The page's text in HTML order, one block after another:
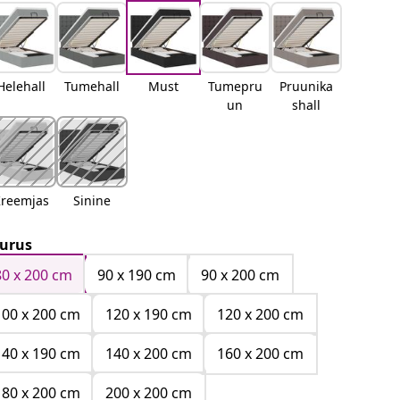
Tumehall Must
Tumepru
un
Pruunika
shall
Sinine
x 200 cm
90 x 190 cm
90 x 200 cm
x 200 cm
120 x 190 cm
120 x 200 cm
x 190 cm
140 x 200 cm
160 x 200 cm
x 200 cm
200 x 200 cm